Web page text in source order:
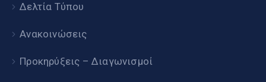
Δελτία Τύπου
Ανακοινώσεις
Προκηρύξεις – Διαγωνισμοί